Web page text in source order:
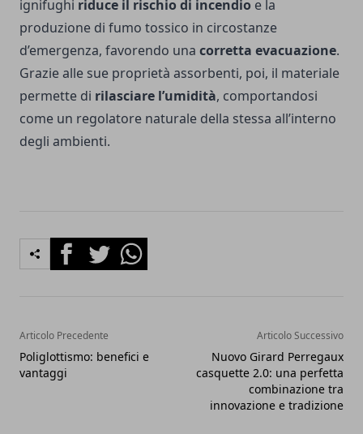
ignifughi riduce il rischio di incendio e la
produzione di fumo tossico in circostanze
d’emergenza, favorendo una corretta evacuazione.
Grazie alle sue proprietà assorbenti, poi, il materiale
permette di rilasciare l’umidità, comportandosi
come un regolatore naturale della stessa all’interno
degli ambienti.
FacebookTwitterWhatsapp
Articolo Precedente
Poliglottismo: benefici e
vantaggi
Articolo Successivo
Nuovo Girard Perregaux
casquette 2.0: una perfetta
combinazione tra
innovazione e tradizione